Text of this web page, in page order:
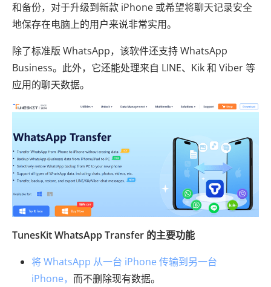
和备份，对于升级到新款 iPhone 或希望将聊天记录安全
地保存在电脑上的用户来说非常实用。
除了标准版 WhatsApp，该软件还支持 WhatsApp
Business。此外，它还能处理来自 LINE、Kik 和 Viber 等
应用的聊天数据。
TunesKit WhatsApp Transfer 的主要功能
将 WhatsApp 从一台 iPhone 传输到另一台
iPhone， 而不删除现有数据。